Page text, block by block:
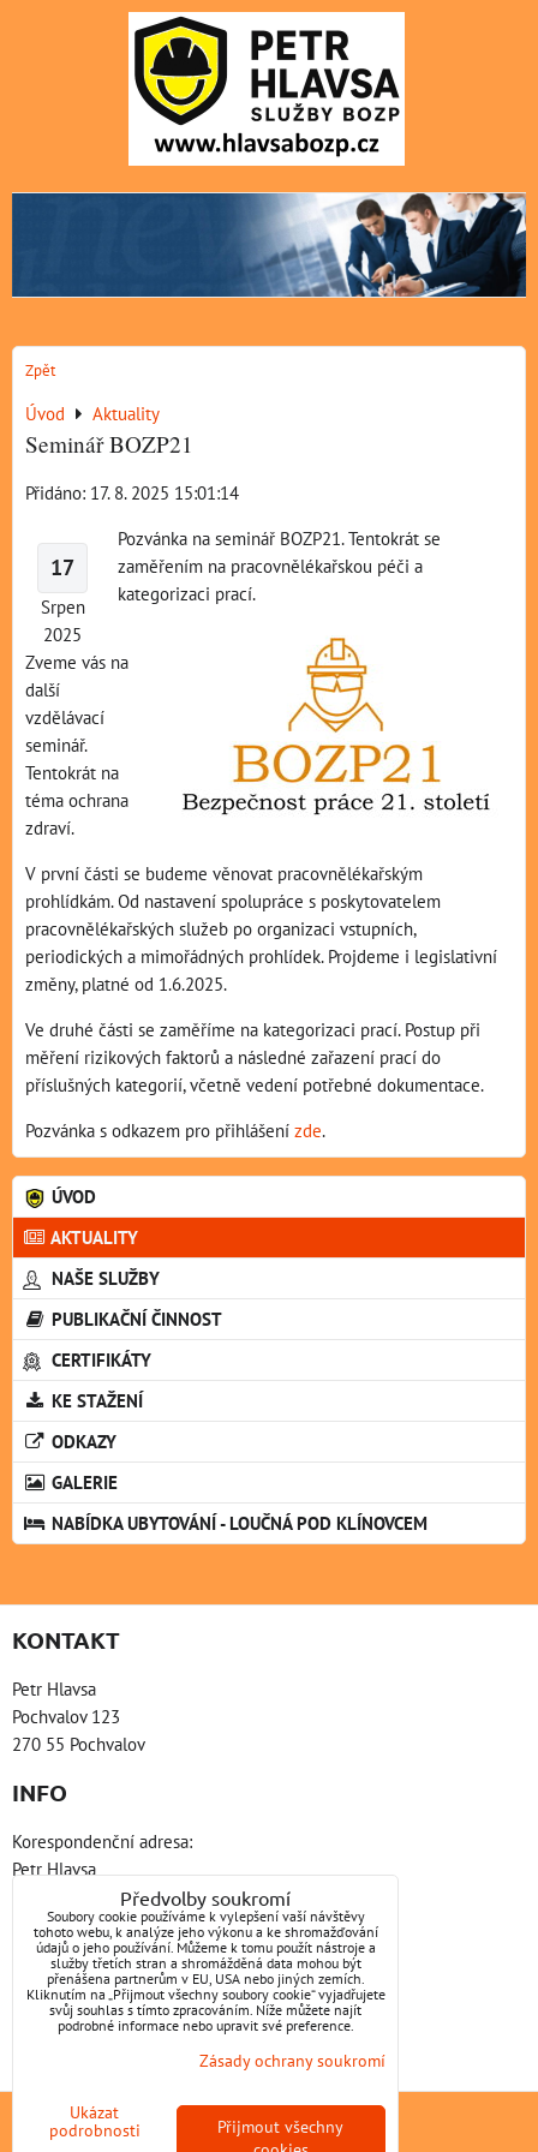
Zpět
Úvod Aktuality
Seminář BOZP21
Přidáno: 17. 8. 2025 15:01:14
17
Srpen
2025
Pozvánka na seminář BOZP21. Tentokrát se
zaměřením na pracovnělékařskou péči a
kategorizaci prací.
Zveme vás na
další
vzdělávací
seminář.
Tentokrát na
téma ochrana
zdraví.
V první části se budeme věnovat pracovnělékařským
prohlídkám. Od nastavení spolupráce s poskytovatelem
pracovnělékařských služeb po organizaci vstupních,
periodických a mimořádných prohlídek. Projdeme i legislativní
změny, platné od 1.6.2025.
Ve druhé části se zaměříme na kategorizaci prací. Postup při
měření rizikových faktorů a následné zařazení prací do
příslušných kategorií, včetně vedení potřebné dokumentace.
Pozvánka s odkazem pro přihlášení zde.
ÚVOD
AKTUALITY
NAŠE SLUŽBY
PUBLIKAČNÍ ČINNOST
CERTIFIKÁTY
KE STAŽENÍ
ODKAZY
GALERIE
NABÍDKA UBYTOVÁNÍ - LOUČNÁ POD KLÍNOVCEM
KONTAKT
Petr Hlavsa
Pochvalov 123
270 55 Pochvalov
INFO
Korespondenční adresa:
Petr Hlavsa
Platanová 2831
440 01 Louny
ZAVOLÁME VÁM ZPĚT
GSM: +420 603 586 057 NONSTOP
Předvolby soukromí
Zásady ochrany soukromí
Předvolby soukromí
Soubory cookie používáme k vylepšení vaší návštěvy
tohoto webu, k analýze jeho výkonu a ke shromažďování
údajů o jeho používání. Můžeme k tomu použít nástroje a
služby třetích stran a shromážděná data mohou být
přenášena partnerům v EU, USA nebo jiných zemích.
Kliknutím na „Přijmout všechny soubory cookie“ vyjadřujete
svůj souhlas s tímto zpracováním. Níže můžete najít
podrobné informace nebo upravit své preference.
Zásady ochrany soukromí
Ukázat
podrobnosti
Přijmout všechny